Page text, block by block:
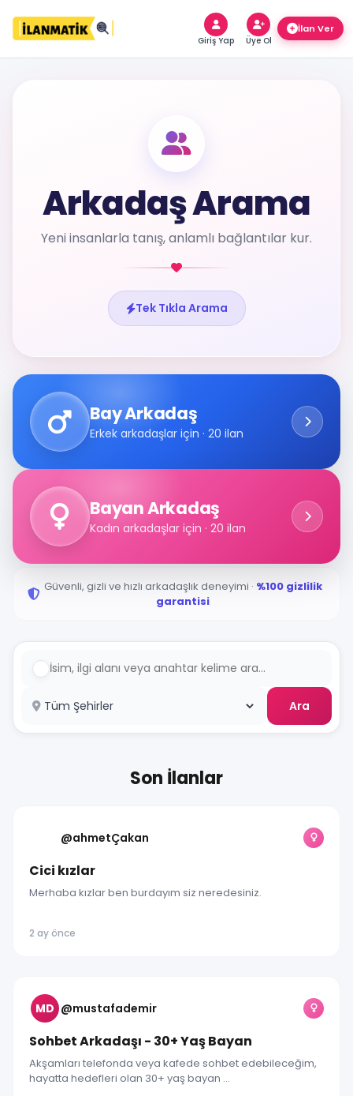
Giriş Yap Üye Ol
Arkadaş Arama
Yeni insanlarla tanış, anlamlı bağlantılar kur.
Tek Tıkla Arama
Bay Arkadaş
Erkek arkadaşlar için · 20 ilan
Bayan Arkadaş
Kadın arkadaşlar için · 20 ilan
Güvenli, gizli ve hızlı arkadaşlık deneyimi · %100 gizlilik
garantisi
Ara
Son İlanlar
@ahmetÇakan
Cici kızlar
Merhaba kızlar ben burdayım siz neredesiniz.
2 ay önce
MD @mustafademir
Sohbet Arkadaşı - 30+ Yaş Bayan
Akşamları telefonda veya kafede sohbet edebileceğim,
hayatta hedefleri olan 30+ yaş bayan ...